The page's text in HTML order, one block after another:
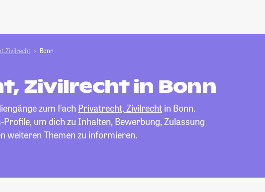
Zivilrecht Bonn
Zivilrecht in Bonn
zum Fach Privatrecht, Zivilrecht in Bonn.
Profile, um dich zu Inhalten, Bewerbung, Zulassung
weiteren Themen zu informieren.